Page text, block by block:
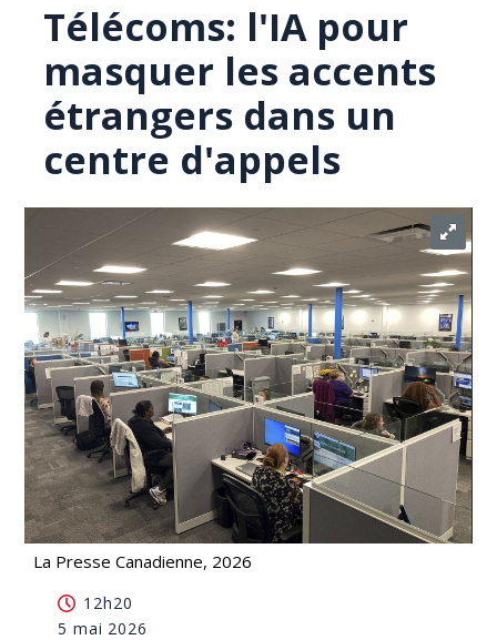
Télécoms: l'IA pour
masquer les accents
étrangers dans un
centre d'appels
La Presse Canadienne, 2026
dans un centre d'appels
12h20
5 mai 2026